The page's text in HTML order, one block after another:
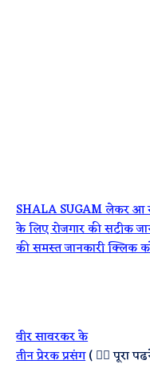
SHALA SUGAM लेकर आ
के लिए रोजगार की सटीक
की समस्त जानकारी क्लिक
वीर सावरकर के
तीन प्रेरक प्रसंग( 👈🏿 पूरा